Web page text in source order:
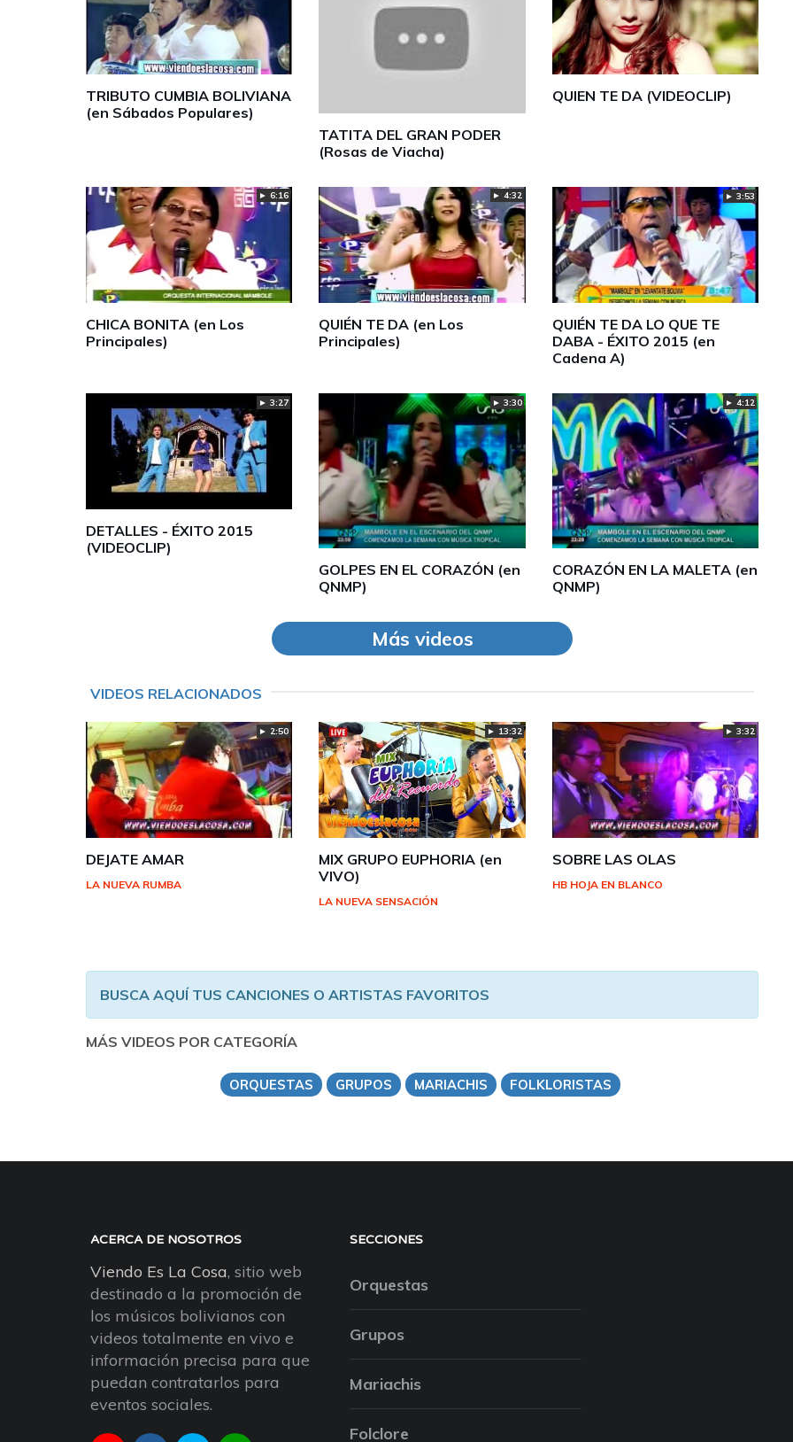
TRIBUTO CUMBIA BOLIVIANA
(en Sábados Populares)
TATITA DEL GRAN PODER
(Rosas de Viacha)
QUIEN TE DA (VIDEOCLIP)
► 6:16
CHICA BONITA (en Los
Principales)
► 4:32
QUIÉN TE DA (en Los
Principales)
► 3:53
QUIÉN TE DA LO QUE TE
DABA - ÉXITO 2015 (en
Cadena A)
► 3:27
DETALLES - ÉXITO 2015
(VIDEOCLIP)
► 3:30
GOLPES EN EL CORAZÓN (en
QNMP)
► 4:12
CORAZÓN EN LA MALETA (en
QNMP)
Más videos
VIDEOS RELACIONADOS
► 2:50
DEJATE AMAR
LA NUEVA RUMBA
► 13:32
MIX GRUPO EUPHORIA (en
VIVO)
LA NUEVA SENSACIÓN
► 3:32
SOBRE LAS OLAS
HB HOJA EN BLANCO
BUSCA AQUÍ TUS CANCIONES O ARTISTAS FAVORITOS
MÁS VIDEOS POR CATEGORÍA
ORQUESTAS GRUPOS MARIACHIS FOLKLORISTAS
ACERCA DE NOSOTROS
Viendo Es La Cosa, sitio web
destinado a la promoción de
los músicos bolivianos con
videos totalmente en vivo e
información precisa para que
puedan contratarlos para
eventos sociales.
SECCIONES
Orquestas
Grupos
Mariachis
Folclore